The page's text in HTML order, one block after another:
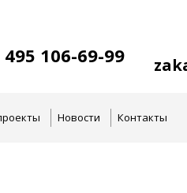
495 106-69-99
Новости Контакты